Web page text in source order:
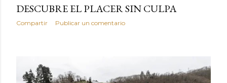
DESCUBRE EL PLACER SIN CULPA
Compartir Publicar un comentario